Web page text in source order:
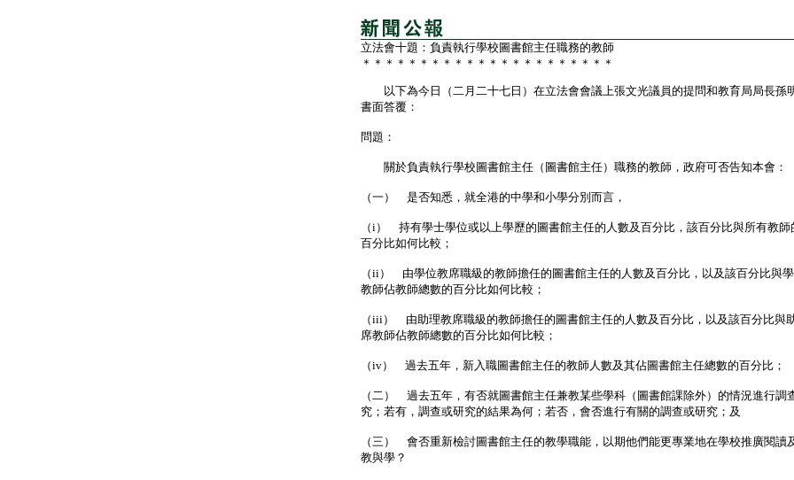
立法會十題：負責執行學校圖書館主任職務的教師
＊＊＊＊＊＊＊＊＊＊＊＊＊＊＊＊＊＊＊＊＊＊
以下為今日（二月二十七日）在立法會會議上張文光議員的提問和教育局局長孫
書面答覆：
問題：
關於負責執行學校圖書館主任（圖書館主任）職務的教師，政府可否告知本會：
（一） 是否知悉，就全港的中學和小學分別而言，
（i） 持有學士學位或以上學歷的圖書館主任的人數及百分比，該百分比與所有教師
百分比如何比較；
（ii） 由學位教席職級的教師擔任的圖書館主任的人數及百分比，以及該百分比與
教師佔教師總數的百分比如何比較；
（iii） 由助理教席職級的教師擔任的圖書館主任的人數及百分比，以及該百分比與
席教師佔教師總數的百分比如何比較；
（iv） 過去五年，新入職圖書館主任的教師人數及其佔圖書館主任總數的百分比；
（二） 過去五年，有否就圖書館主任兼教某些學科（圖書館課除外）的情況進行調
究；若有，調查或研究的結果為何；若否，會否進行有關的調查或研究；及
（三） 會否重新檢討圖書館主任的教學職能，以期他們能更專業地在學校推廣閱讀
教與學？